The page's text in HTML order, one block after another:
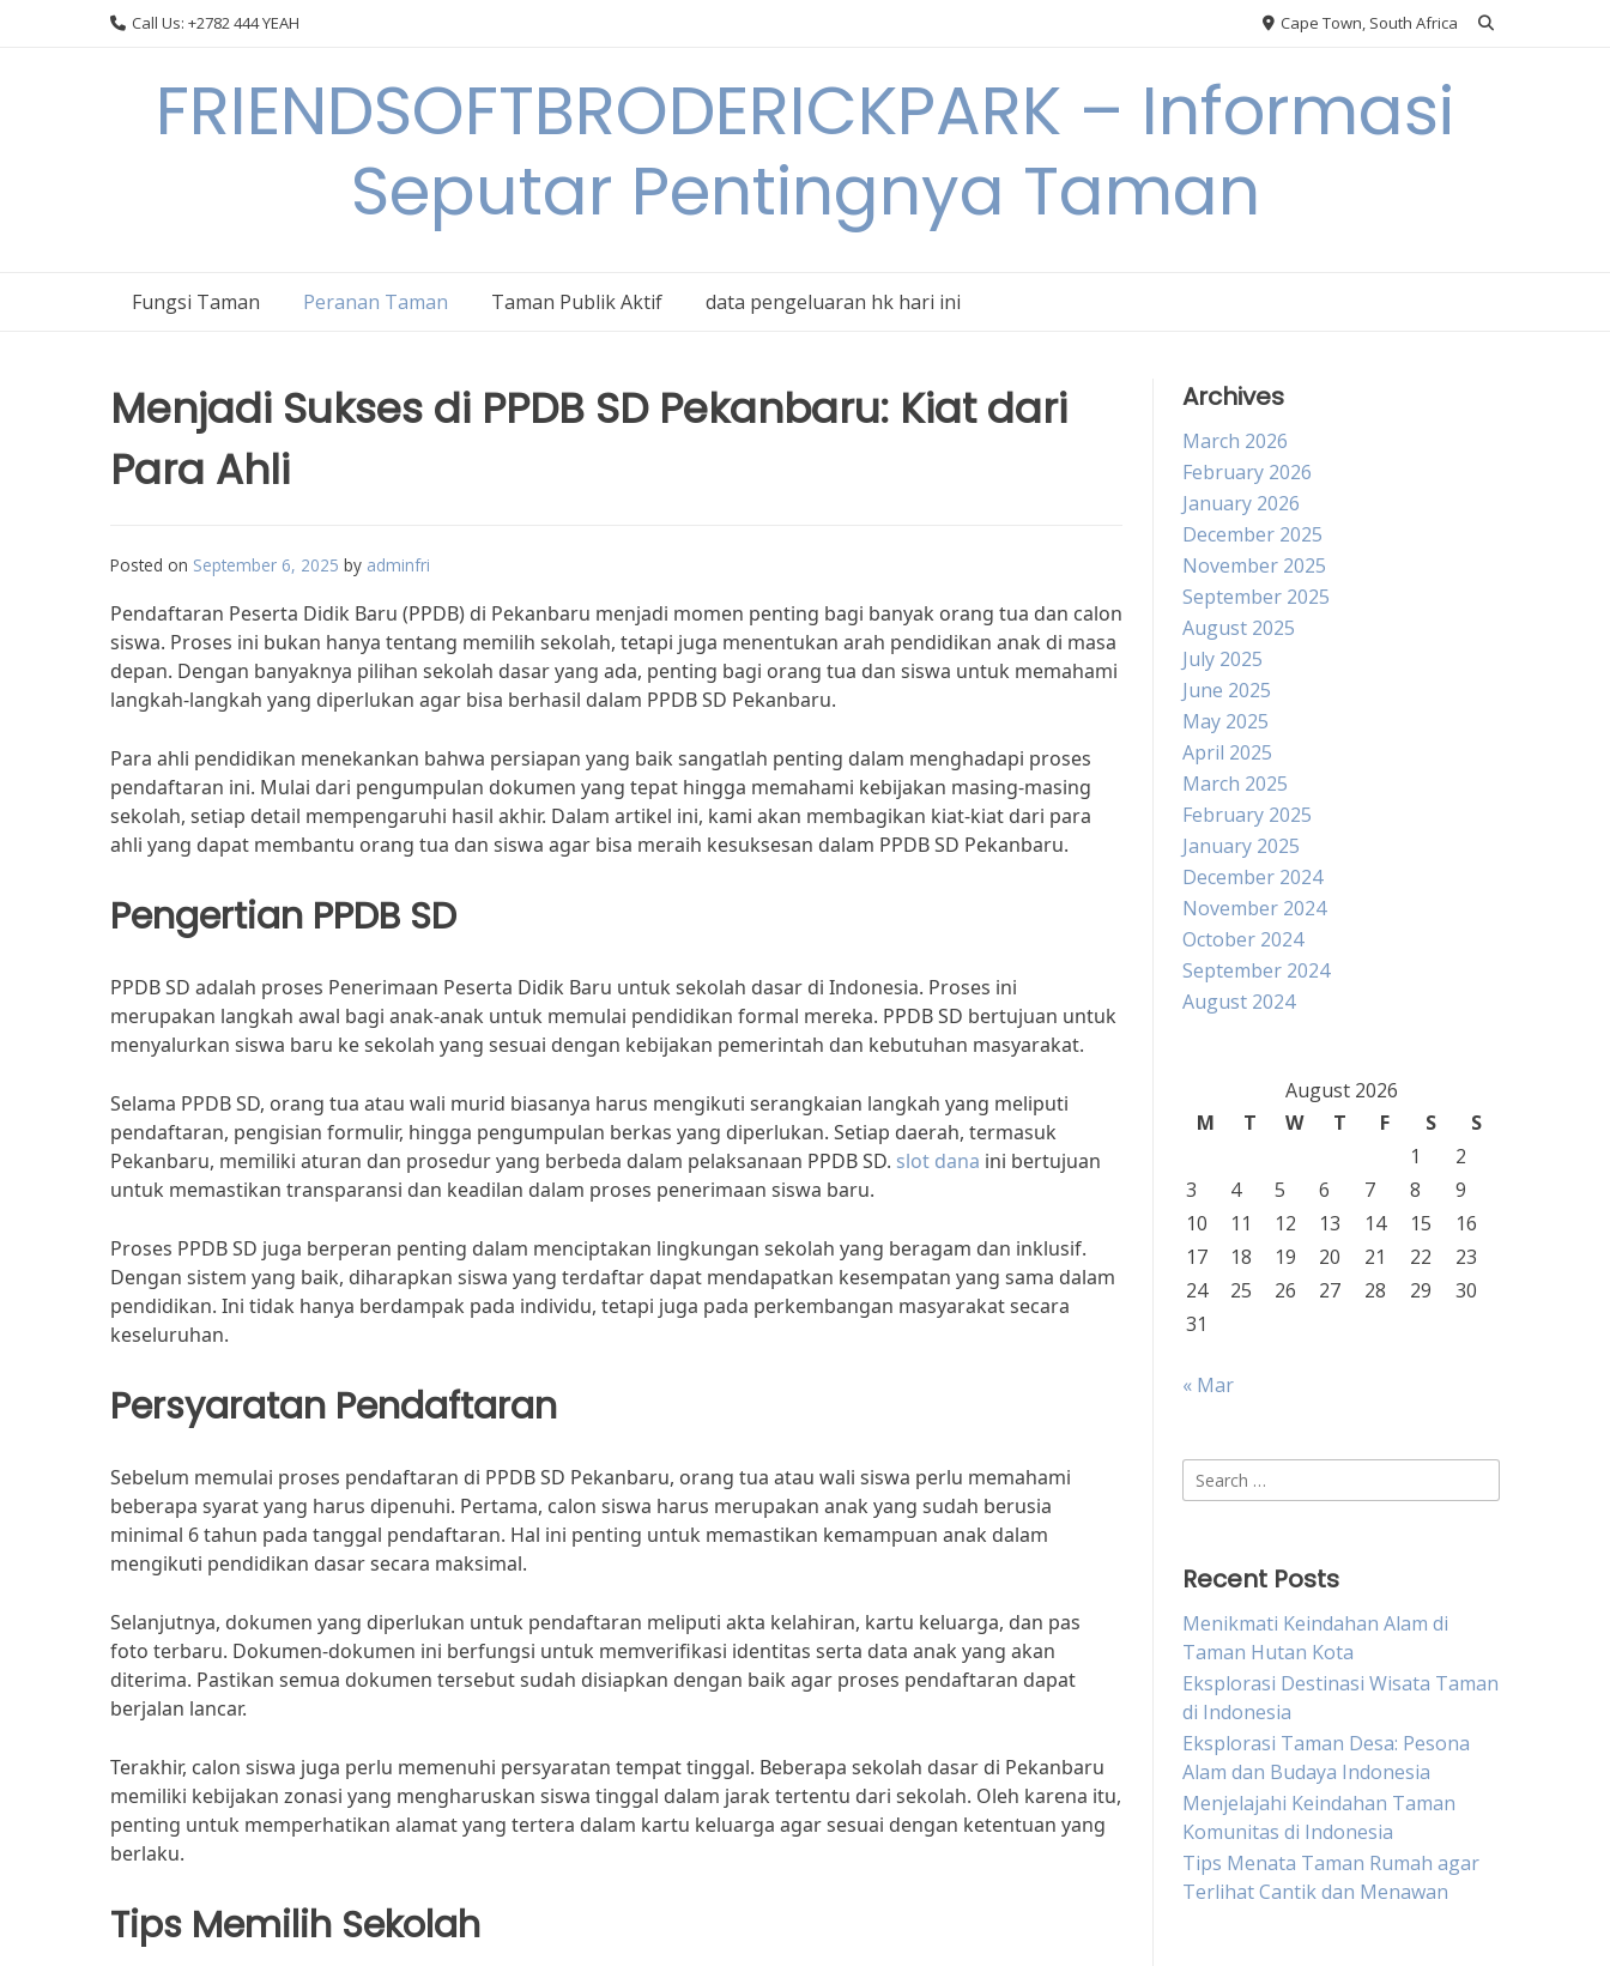
Call Us: +2782 444 YEAH Cape Town, South Africa
FRIENDSOFTBRODERICKPARK – Informasi
Seputar Pentingnya Taman
Fungsi Taman Peranan Taman Taman Publik Aktif data pengeluaran hk hari ini
Menjadi Sukses di PPDB SD Pekanbaru: Kiat dari
Para Ahli
Posted on September 6, 2025 by adminfri
Pendaftaran Peserta Didik Baru (PPDB) di Pekanbaru menjadi momen penting bagi banyak orang tua dan calon
siswa. Proses ini bukan hanya tentang memilih sekolah, tetapi juga menentukan arah pendidikan anak di masa
depan. Dengan banyaknya pilihan sekolah dasar yang ada, penting bagi orang tua dan siswa untuk memahami
langkah-langkah yang diperlukan agar bisa berhasil dalam PPDB SD Pekanbaru.
Para ahli pendidikan menekankan bahwa persiapan yang baik sangatlah penting dalam menghadapi proses
pendaftaran ini. Mulai dari pengumpulan dokumen yang tepat hingga memahami kebijakan masing-masing
sekolah, setiap detail mempengaruhi hasil akhir. Dalam artikel ini, kami akan membagikan kiat-kiat dari para
ahli yang dapat membantu orang tua dan siswa agar bisa meraih kesuksesan dalam PPDB SD Pekanbaru.
Pengertian PPDB SD
PPDB SD adalah proses Penerimaan Peserta Didik Baru untuk sekolah dasar di Indonesia. Proses ini
merupakan langkah awal bagi anak-anak untuk memulai pendidikan formal mereka. PPDB SD bertujuan untuk
menyalurkan siswa baru ke sekolah yang sesuai dengan kebijakan pemerintah dan kebutuhan masyarakat.
Selama PPDB SD, orang tua atau wali murid biasanya harus mengikuti serangkaian langkah yang meliputi
pendaftaran, pengisian formulir, hingga pengumpulan berkas yang diperlukan. Setiap daerah, termasuk
Pekanbaru, memiliki aturan dan prosedur yang berbeda dalam pelaksanaan PPDB SD. slot dana ini bertujuan
untuk memastikan transparansi dan keadilan dalam proses penerimaan siswa baru.
Proses PPDB SD juga berperan penting dalam menciptakan lingkungan sekolah yang beragam dan inklusif.
Dengan sistem yang baik, diharapkan siswa yang terdaftar dapat mendapatkan kesempatan yang sama dalam
pendidikan. Ini tidak hanya berdampak pada individu, tetapi juga pada perkembangan masyarakat secara
keseluruhan.
Persyaratan Pendaftaran
Sebelum memulai proses pendaftaran di PPDB SD Pekanbaru, orang tua atau wali siswa perlu memahami
beberapa syarat yang harus dipenuhi. Pertama, calon siswa harus merupakan anak yang sudah berusia
minimal 6 tahun pada tanggal pendaftaran. Hal ini penting untuk memastikan kemampuan anak dalam
mengikuti pendidikan dasar secara maksimal.
Selanjutnya, dokumen yang diperlukan untuk pendaftaran meliputi akta kelahiran, kartu keluarga, dan pas
foto terbaru. Dokumen-dokumen ini berfungsi untuk memverifikasi identitas serta data anak yang akan
diterima. Pastikan semua dokumen tersebut sudah disiapkan dengan baik agar proses pendaftaran dapat
berjalan lancar.
Terakhir, calon siswa juga perlu memenuhi persyaratan tempat tinggal. Beberapa sekolah dasar di Pekanbaru
memiliki kebijakan zonasi yang mengharuskan siswa tinggal dalam jarak tertentu dari sekolah. Oleh karena itu,
penting untuk memperhatikan alamat yang tertera dalam kartu keluarga agar sesuai dengan ketentuan yang
berlaku.
Tips Memilih Sekolah
Archives
March 2026
February 2026
January 2026
December 2025
November 2025
September 2025
August 2025
July 2025
June 2025
May 2025
April 2025
March 2025
February 2025
January 2025
December 2024
November 2024
October 2024
September 2024
August 2024
August 2026
M
T W T F S
S
1
2
3
4 5 6 7 8
9
10
11 12 13 14 15
16
17
18 19 20 21 22
23
24
25 26 27 28 29
30
31
« Mar
Search
for:
Recent Posts
Menikmati Keindahan Alam di
Taman Hutan Kota
Eksplorasi Destinasi Wisata Taman
di Indonesia
Eksplorasi Taman Desa: Pesona
Alam dan Budaya Indonesia
Menjelajahi Keindahan Taman
Komunitas di Indonesia
Tips Menata Taman Rumah agar
Terlihat Cantik dan Menawan